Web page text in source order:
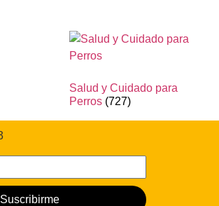
Salud y Cuidado para
Perros (727)
Suscribirme